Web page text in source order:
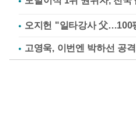
오지헌 "일타강사 父…100
고영욱, 이번엔 박하선 공